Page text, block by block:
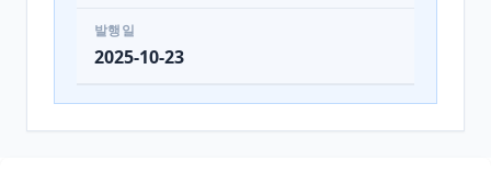
발행일
2025-10-23